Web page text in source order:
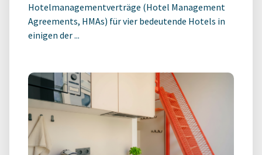
Hotelmanagementverträge (Hotel Management
Agreements, HMAs) für vier bedeutende Hotels in
einigen der ...